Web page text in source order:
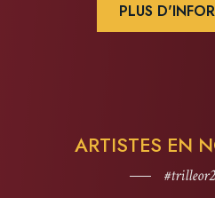
PLUS
ARTISTES EN